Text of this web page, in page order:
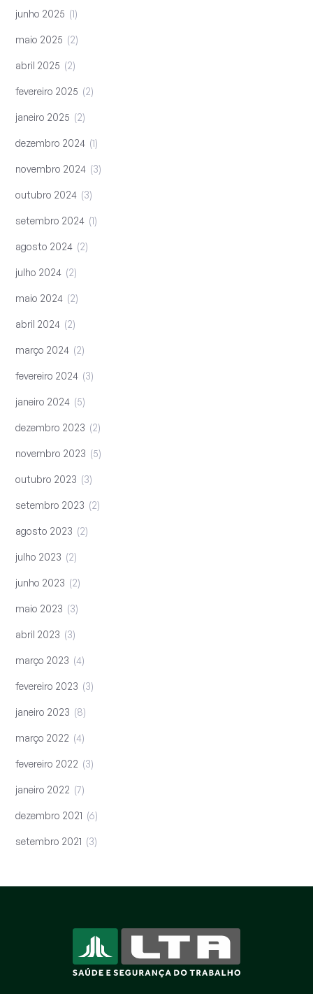
junho 2025 1
maio 2025 2
abril 2025 2
fevereiro 2025 2
janeiro 2025 2
dezembro 2024 1
novembro 2024 3
outubro 2024 3
setembro 2024 1
agosto 2024 2
julho 2024 2
maio 2024 2
abril 2024 2
março 2024 2
fevereiro 2024 3
janeiro 2024 5
dezembro 2023 2
novembro 2023 5
outubro 2023 3
setembro 2023 2
agosto 2023 2
julho 2023 2
junho 2023 2
maio 2023 3
abril 2023 3
março 2023 4
fevereiro 2023 3
janeiro 2023 8
março 2022 4
fevereiro 2022 3
janeiro 2022 7
dezembro 2021 6
setembro 2021 3